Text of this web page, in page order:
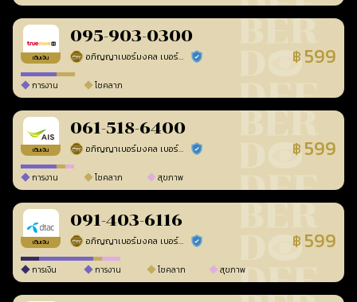
เติมเงิน
095-903-0300
อภิญญาเบอร์มงคล เบอร์สวยเลขศาสตร์ ร้านยืนยันแล้ว ฿ 599
การงาน โชคลาภ
เติมเงิน
061-518-6400
อภิญญาเบอร์มงคล เบอร์สวยเลขศาสตร์ ร้านยืนยันแล้ว ฿ 599
การงาน โชคลาภ สุขภาพ
เติมเงิน
091-403-6116
อภิญญาเบอร์มงคล เบอร์สวยเลขศาสตร์ ร้านยืนยันแล้ว ฿ 599
การเงิน การงาน โชคลาภ สุขภาพ